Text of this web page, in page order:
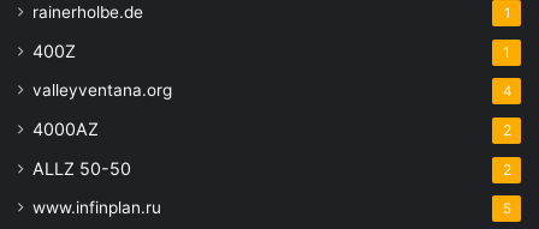
rainerholbe.de 1
400Z 1
valleyventana.org 4
4000AZ 2
ALLZ 50-50 2
www.infinplan.ru 5